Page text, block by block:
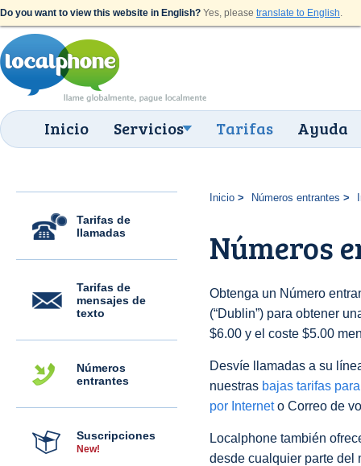
Do you want to view this website in English? Yes, please translate to English.
Inicio Servicios Tarifas Ayuda
Tarifas de
llamadas
Tarifas de
mensajes de
texto
Números
entrantes
Suscripciones
New!
Inicio Números entrantes
Números
Obtenga un Número
(“Dublin”) para obtener
$6.00 y el coste $5.00
Desvíe llamadas a su
nuestras bajas tarifas
por Interneto Correo de
Localphone también
desde cualquier parte del